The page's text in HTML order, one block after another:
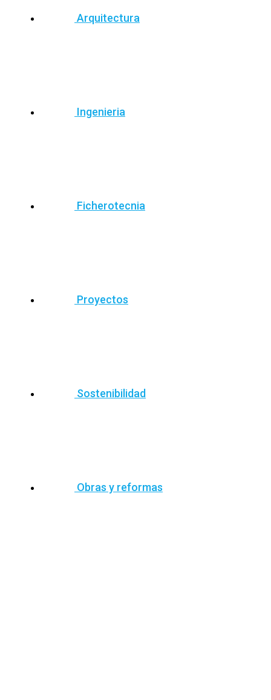
Arquitectura
Ingenieria
Ficherotecnia
Proyectos
Sostenibilidad
Obras y reformas